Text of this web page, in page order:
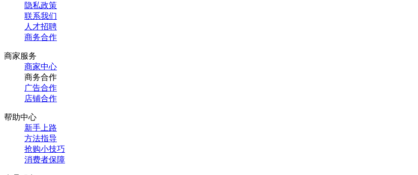
隐私政策
联系我们
人才招聘
商务合作
商家服务
商家中心
商务合作
广告合作
店铺合作
帮助中心
新手上路
方法指导
抢购小技巧
消费者保障